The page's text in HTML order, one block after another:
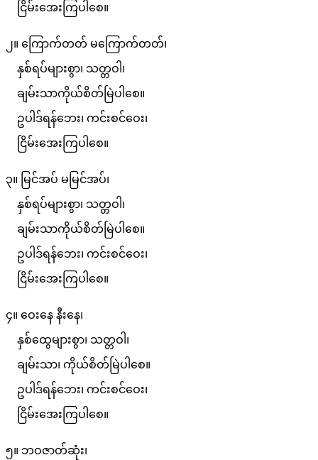
ငြိမ်းအေးကြပါစေ။
၂။ ကြောက်တတ် မကြောက်တတ်၊
နှစ်ရပ်များစွာ၊ သတ္တဝါ၊
ချမ်းသာကိုယ်စိတ်မြဲပါစေ။
ဥပါဒ်ရန်ဘေး၊ ကင်းစင်ဝေး၊
ငြိမ်းအေးကြပါစေ။
၃။ မြင်အပ် မမြင်အပ်၊
နှစ်ရပ်များစွာ၊ သတ္တဝါ၊
ချမ်းသာကိုယ်စိတ်မြဲပါစေ။
ဥပါဒ်ရန်ဘေး၊ ကင်းစင်ဝေး၊
ငြိမ်းအေးကြပါစေ။
၄။ ဝေးနေ နီးနေ၊
နှစ်ထွေများစွာ၊ သတ္တဝါ၊
ချမ်းသာ၊ ကိုယ်စိတ်မြဲပါစေ။
ဥပါဒ်ရန်ဘေး၊ ကင်းစင်ဝေး၊
ငြိမ်းအေးကြပါစေ။
၅။ ဘဝဇာတ်ဆုံး၊